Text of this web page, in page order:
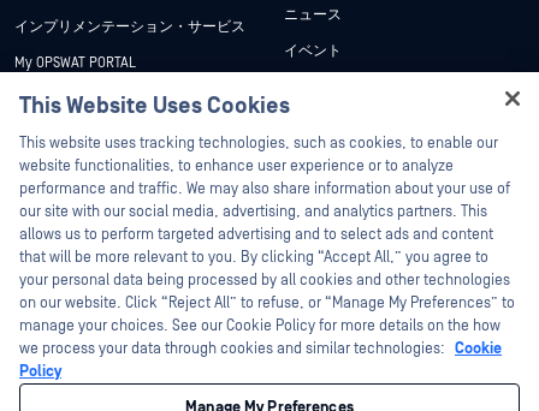
インプリメンテーション・サービス
My OPSWAT PORTAL
技術文書
トレーニング
脆弱性対策プログラム
パートナー
認証
テクノロジー・パートナー
OPSWAT チャネル パートナー
ニュース
イベント
ホワイトペーパー
無料ツール
©2026OPSWAT . All rights reserved.OPSWAT、MetaDefender、Metascan、
MetaAccess、OPSWAT 、Trust no File. Trust No Device.、OPSWAT 、Protecting the
World's Critical Infrastructure、Deep CDR™ Technology、InQuest、InQuestロゴ、
This Website Uses Cookies
This website uses tracking technologies, such as cookies, to enable our
website functionalities, to enhance user experience or to analyze
performance and traffic. We may also share information about your use of
our site with our social media, advertising, and analytics partners. This
allows us to perform targeted advertising and to select ads and content
that will be more relevant to you. By clicking “Accept All,” you agree to
your personal data being processed by all cookies and other technologies
on our website. Click “Reject All” to refuse, or “Manage My Preferences” to
manage your choices. See our Cookie Policy for more details on the how
we process your data through cookies and similar technologies: Cookie
Policy
Hey there!
I'm Ozzy, your OPSWAT virtual assistant.
How can I help you secure what's critical
today?